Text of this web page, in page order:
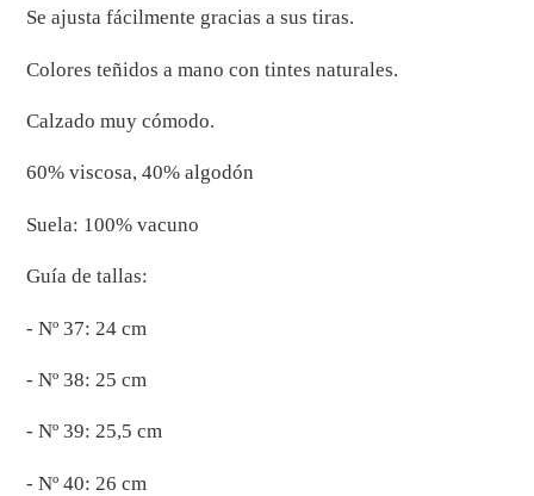
Se ajusta fácilmente gracias a sus tiras.
Colores teñidos a mano con tintes naturales.
Calzado muy cómodo.
60% viscosa, 40% algodón
Suela: 100% vacuno
Guía de tallas:
- Nº 37: 24 cm
- Nº 38: 25 cm
- Nº 39: 25,5 cm
- Nº 40: 26 cm